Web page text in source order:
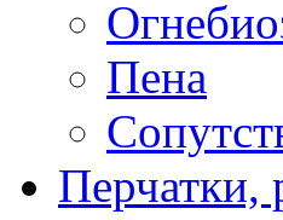
Пена